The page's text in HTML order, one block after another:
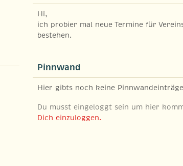
Hi,
ich probier mal neue Termine für
bestehen.
Pinnwand
Hier gibts noch keine
Du musst eingeloggt sein um hier
Dich einzuloggen.